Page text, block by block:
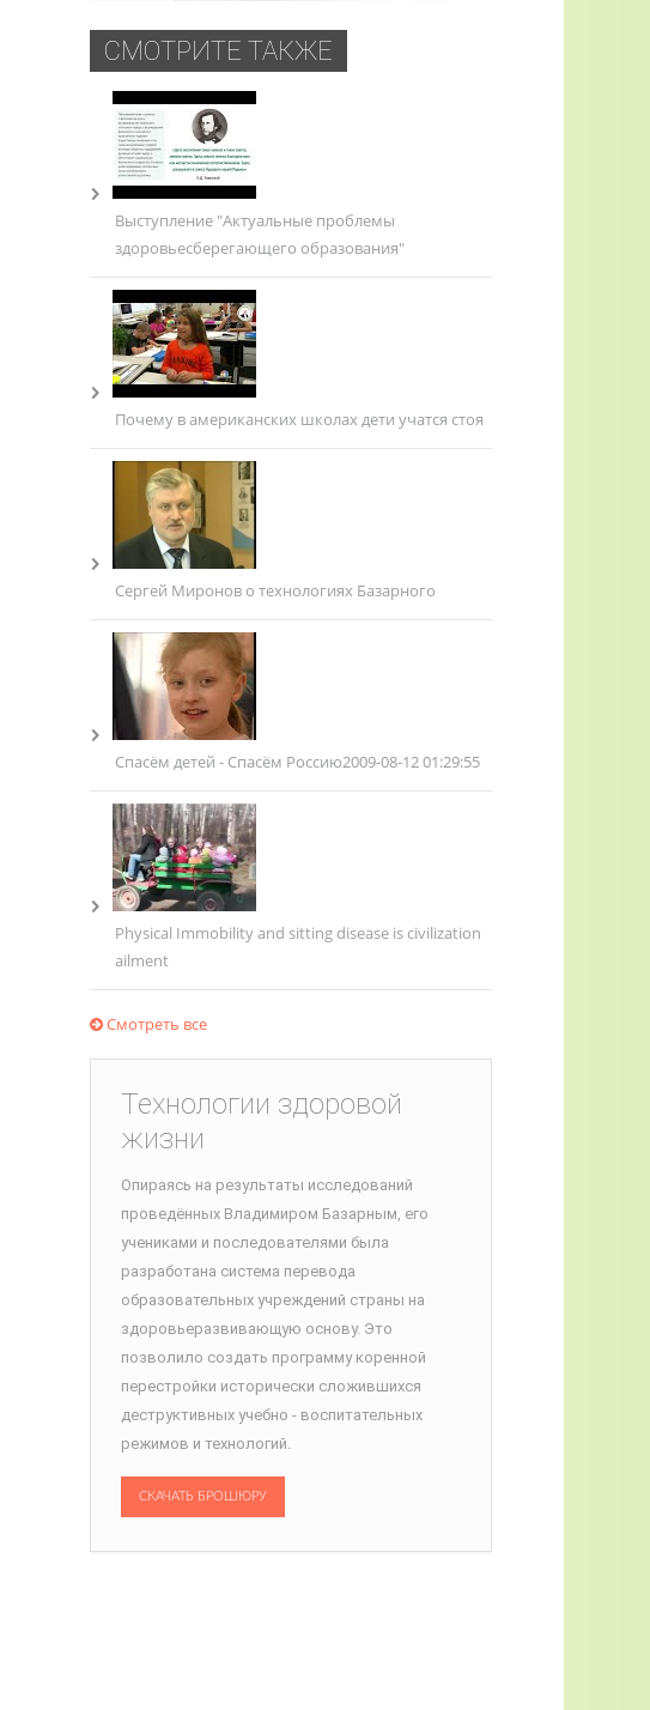
СМОТРИТЕ ТАКЖЕ
Выступление "Актуальные проблемы
здоровьесберегающего образования"
Почему в американских школах дети учатся стоя
Сергей Миронов о технологиях Базарного
Спасём детей - Спасём Россию2009-08-12 01:29:55
Physical Immobility and sitting disease is civilization
ailment
Смотреть все
Технологии здоровой
жизни
Опираясь на результаты исследований
проведённых Владимиром Базарным, его
учениками и последователями была
разработана система перевода
образовательных учреждений страны на
здоровьеразвивающую основу. Это
позволило создать программу коренной
перестройки исторически сложившихся
деструктивных учебно - воспитательных
режимов и технологий.
СКАЧАТЬ БРОШЮРУ